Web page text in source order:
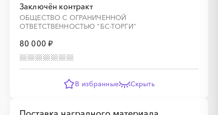
Заключён контракт
ОБЩЕСТВО С ОГРАНИЧЕННОЙ
ОТВЕТСТВЕННОСТЬЮ "БС-ТОРГИ"
80 000 ₽
В избранные Скрыть